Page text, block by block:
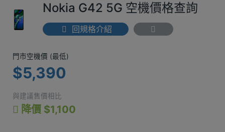
Nokia G42 5G 空機價格查詢
回規格介紹
門市空機價 (最低) $5,390
門市空機價 (最低)
$5,390
與建議售價相比
降價 $1,100